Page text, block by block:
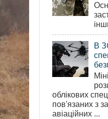
В
облікових
пов'язаних з
авіаційних ...